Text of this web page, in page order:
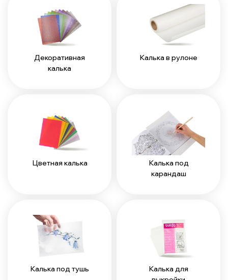
Декоративная
калька
Калька в рулоне
Цветная калька
Калька под
карандаш
Калька под тушь
Калька для